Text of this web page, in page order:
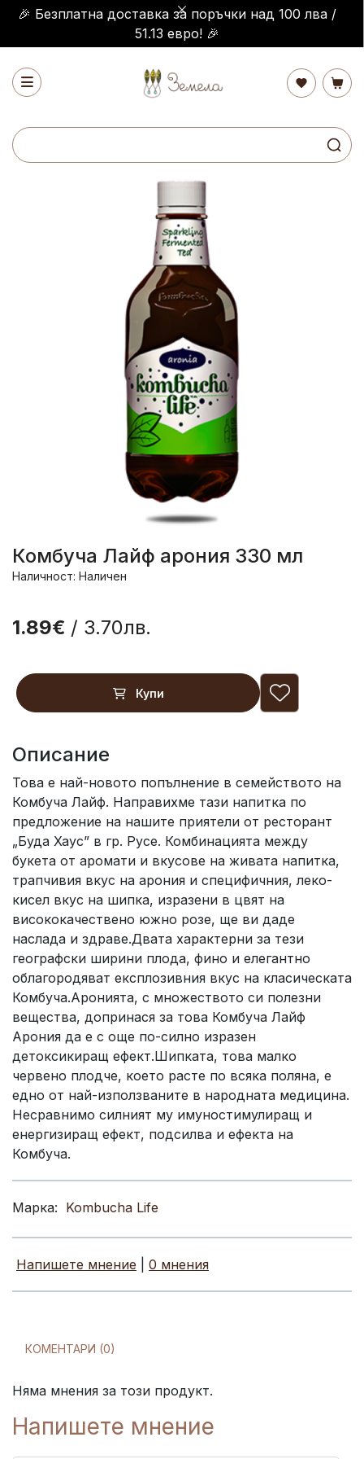
🎉 Безплатна доставка за поръчки над 100 лва /
51.13 евро! 🎉
Комбуча Лайф арония 330 мл
Наличност: Наличен
1.89€ / 3.70лв.
Купи
Описание
Това е най-новото попълнение в семейството на
Комбуча Лайф. Направихме тази напитка по
предложение на нашите приятели от ресторант
„Буда Хаус” в гр. Русе. Комбинацията между
букета от аромати и вкусове на живата напитка,
трапчивия вкус на арония и специфичния, леко-
кисел вкус на шипка, изразени в цвят на
висококачествено южно розе, ще ви даде
наслада и здраве.Двата характерни за тези
географски ширини плода, фино и елегантно
облагородяват експлозивния вкус на класическата
Комбуча.Аронията, с множеството си полезни
вещества, допринася за това Комбуча Лайф
Арония да е с още по-силно изразен
детоксикиращ ефект.Шипката, това малко
червено плодче, което расте по всяка поляна, е
едно от най-използваните в народната медицина.
Несравнимо силният му имуностимулиращ и
енергизиращ ефект, подсилва и ефекта на
Комбуча.
Марка: Kombucha Life
Напишете мнение 0 мнения
КОМЕНТАРИ (0)
Няма мнения за този продукт.
Напишете мнение